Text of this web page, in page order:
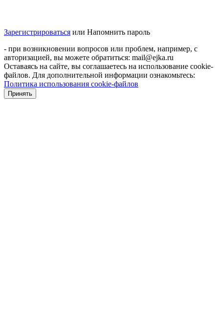
Зарегистрироваться или Напомнить пароль
- при возникновении вопросов или проблем, например, с
авторизацией, вы можете обратиться: mail@ejka.ru
Оставаясь на сайте, вы соглашаетесь на использование cookie-
файлов. Для дополнительной информации ознакомьтесь:
Политика использования cookie-файлов
Принять